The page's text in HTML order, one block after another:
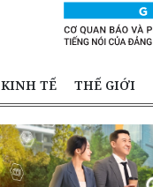
KINH TẾ THẾ GIỚI